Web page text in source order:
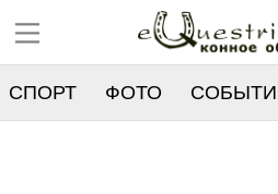
СПОРТ ФОТО